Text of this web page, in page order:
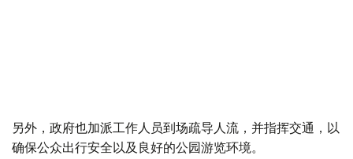
另外，政府也加派工作人员到场疏导人流，并指挥交通，以
确保公众出行安全以及良好的公园游览环境。